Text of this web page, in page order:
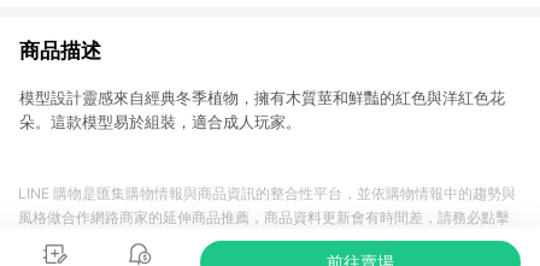
商品描述
模型設計靈感來自經典冬季植物，擁有木質莖和鮮豔的紅色與洋紅色花
朵。這款模型易於組裝，適合成人玩家。
前往賣場
LINE 購物是匯集購物情報與商品資訊的整合性平台，並依購物情報中的趨勢與
風格做合作網路商家的延伸商品推薦，商品資料更新會有時間差，請務必點擊
商品至各合作網路商家，確認現售價與購物條件，一切資訊以合作廠商網頁為